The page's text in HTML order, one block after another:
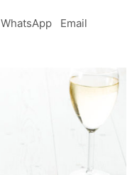
WhatsApp Email